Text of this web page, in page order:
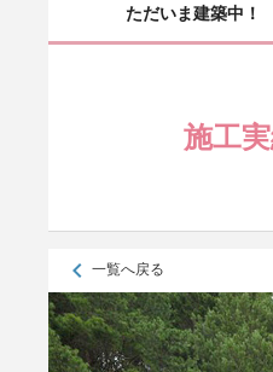
ただいま建築中！
施工
keyboard_arrow_left 一覧へ戻る